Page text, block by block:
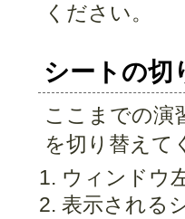
ください。
シートの切
ここまでの演
を切り替えて
ウィンドウ
表示される